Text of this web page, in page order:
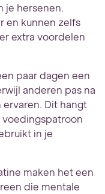
je hersenen.
en kunnen zelfs
extra voordelen
paar dagen een
anderen pas na
Dit hangt
voedingspatroon
in je
maken het een
die mentale